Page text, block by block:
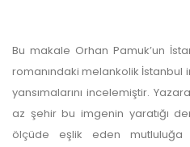
APC bilgi mesajı
ulaşmadan ödeme yapan
Bu makale Orhan Pamuk’un
romanındaki melankolik İstanbul
yansımalarını incelemiştir.
az şehir bu imgenin yaratığı
ölçüde eşlik eden mutluluğa